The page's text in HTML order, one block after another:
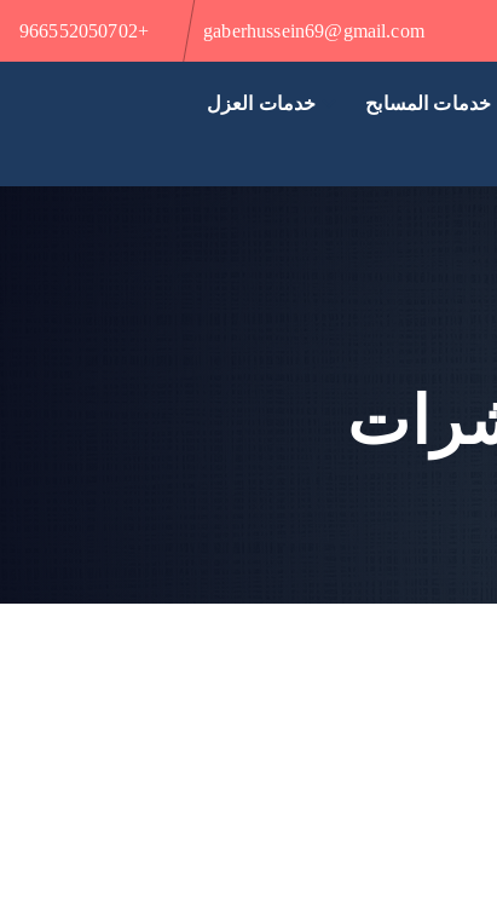
gaberhussein69@gmail.com
+966552050702
خدمات المسابح
خدمات العزل